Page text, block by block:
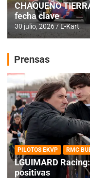
CHAQUEÑO
fecha clave
30 julio, 2026 E-Kart
Prensas
PILOTOS EKVP RMC
LGUIMARD
positivas